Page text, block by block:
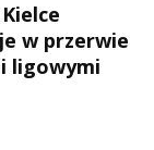
w przerwie
ligowymi